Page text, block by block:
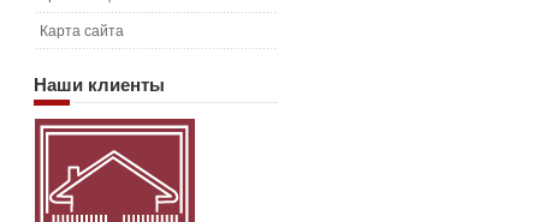
Карта сайта
Наши клиенты